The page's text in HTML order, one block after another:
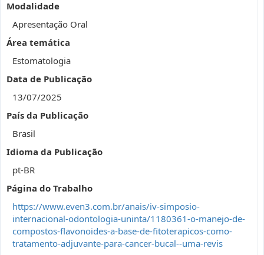
Modalidade
Apresentação Oral
Área temática
Estomatologia
Data de Publicação
13/07/2025
País da Publicação
Brasil
Idioma da Publicação
pt-BR
Página do Trabalho
https://www.even3.com.br/anais/iv-simposio-
internacional-odontologia-uninta/1180361-o-manejo-de-
compostos-flavonoides-a-base-de-fitoterapicos-como-
tratamento-adjuvante-para-cancer-bucal--uma-revis